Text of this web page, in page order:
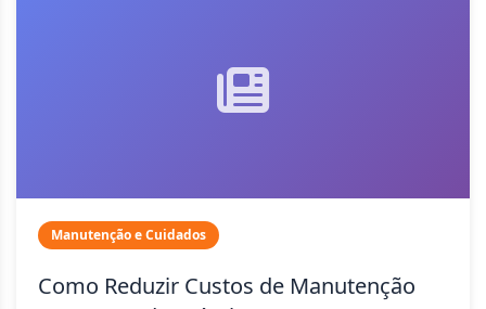
Manutenção e Cuidados
Como Reduzir Custos de Manutenção